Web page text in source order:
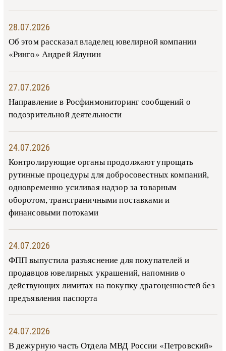
28.07.2026
Об этом рассказал владелец ювелирной компании
«Ринго» Андрей Ялунин
27.07.2026
Направление в Росфинмониторинг сообщений о
подозрительной деятельности
24.07.2026
Контролирующие органы продолжают упрощать
рутинные процедуры для добросовестных компаний,
одновременно усиливая надзор за товарным
оборотом, трансграничными поставками и
финансовыми потоками
24.07.2026
ФПП выпустила разъяснение для покупателей и
продавцов ювелирных украшений, напомнив о
действующих лимитах на покупку драгоценностей без
предъявления паспорта
24.07.2026
В дежурную часть Отдела МВД России «Петровский»